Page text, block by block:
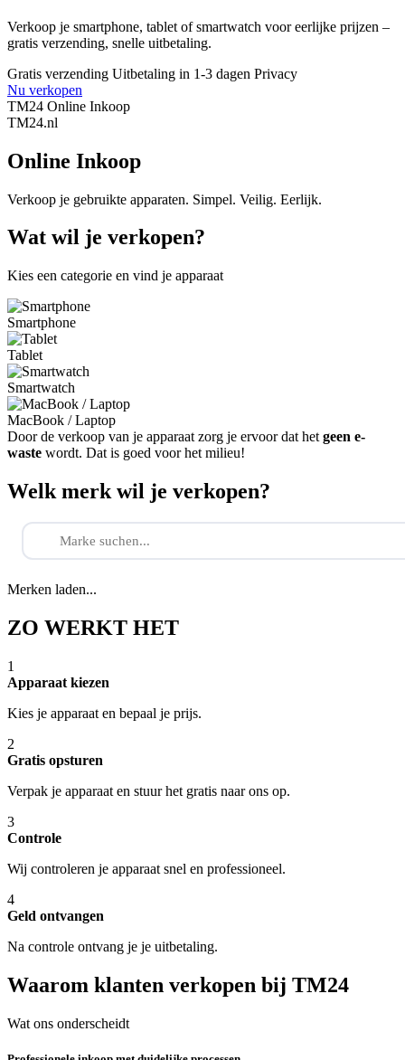
Verkoop je smartphone, tablet of smartwatch voor eerlijke prijzen –
gratis verzending, snelle uitbetaling.
Gratis verzending Uitbetaling in 1-3 dagen Privacy
Nu verkopen
TM24 Online Inkoop
TM24.nl
Online Inkoop
Verkoop je gebruikte apparaten. Simpel. Veilig. Eerlijk.
Wat wil je verkopen?
Kies een categorie en vind je apparaat
Smartphone
Tablet
Smartwatch
MacBook / Laptop
Door de verkoop van je apparaat zorg je ervoor dat het geen e-
waste wordt. Dat is goed voor het milieu!
Welk merk wil je verkopen?
Merken laden...
ZO WERKT HET
1
Apparaat kiezen
Kies je apparaat en bepaal je prijs.
2
Gratis opsturen
Verpak je apparaat en stuur het gratis naar ons op.
3
Controle
Wij controleren je apparaat snel en professioneel.
4
Geld ontvangen
Na controle ontvang je je uitbetaling.
Waarom klanten verkopen bij TM24
Wat ons onderscheidt